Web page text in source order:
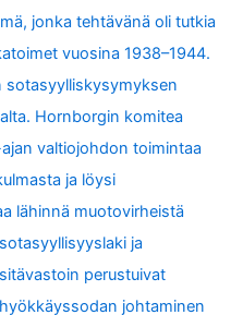
jonka tehtävänä oli tutkia
vuosina 1938–1944.
sotasyylliskysymyksen
Hornborgin komitea
valtiojohdon toimintaa
ja löysi
lähinnä muotovirheistä
ja
perustuivat
johtaminen